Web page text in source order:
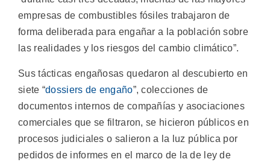
empresas de combustibles fósiles trabajaron de
forma deliberada para engañar a la población sobre
las realidades y los riesgos del cambio climático”.
Sus tácticas engañosas quedaron al descubierto en
siete “dossiers de engaño”, colecciones de
documentos internos de compañías y asociaciones
comerciales que se filtraron, se hicieron públicos en
procesos judiciales o salieron a la luz pública por
pedidos de informes en el marco de la de ley de